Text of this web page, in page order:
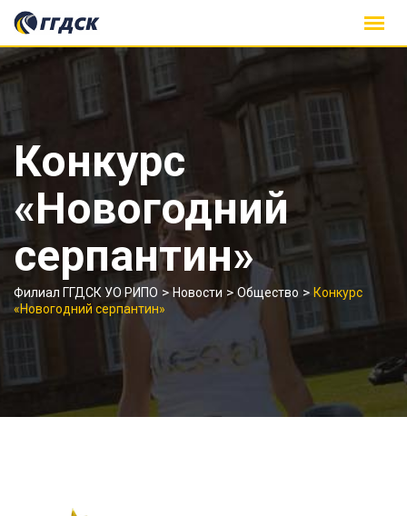
Skip
content
Конкурс
«Новогодний
серпантин»
Филиал ГГДСК УО РИПО >Новости >Общество > Конкурс
«Новогодний серпантин»